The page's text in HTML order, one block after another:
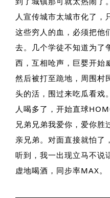
人宣传城市太城市化了，
这些穷人的血，必须把他
去。几个学徒不知道为了
西，互相呛声，巨婴开始
然后被打至跪地，周围村
头的活，围过来吃瓜看戏
人喝多了，开始直球
兄弟兄弟我爱你，爱你胜
亲兄弟。对面直接就怕了
听到，我一出现立马不说
虚地喝酒，同步率MAX。